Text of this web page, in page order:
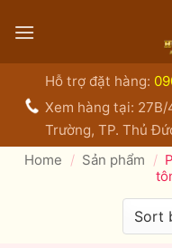
qua
Hỗ trợ đặt hàng:
Xem hàng tại:
Trường, TP. Thủ
Home / Sản phẩm /